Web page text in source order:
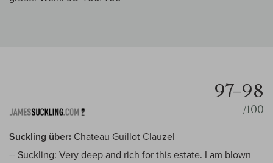
97–98
/100
Suckling über: Chateau Guillot Clauzel
-- Suckling: Very deep and rich for this estate. I am blown